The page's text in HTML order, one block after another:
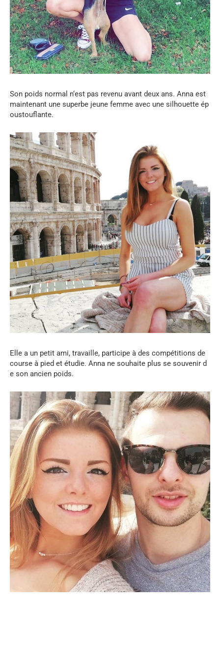
Son poids normal n‘est pas revenu avant deux ans. Anna est
maintenant une superbe jeune femme avec une silhouette ép
oustouflante.
Elle a un petit ami, travaille, participe à des compétitions de
course à pied et étudie. Anna ne souhaite plus se souvenir d
e son ancien poids.